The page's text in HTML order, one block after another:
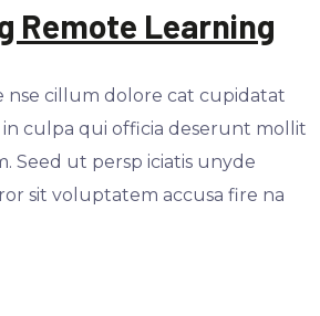
Remote Learning
nse cillum dolore cat cupidatat
culpa qui officia deserunt mollit
Seed ut persp iciatis unyde
sit voluptatem accusa fire na